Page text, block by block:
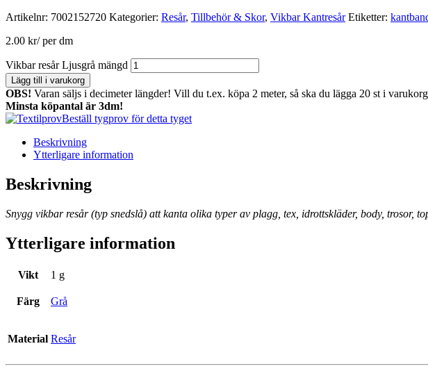
Artikelnr: 7002152720 Kategorier: Resår, Tillbehör & Skor, Vikbar Kantresår Etiketter:
2.00 kr/ per dm
Vikbar resår Ljusgrå mängd
Lägg till i varukorg
OBS! Varan säljs i decimeter längder! Vill du t.ex. köpa 2 meter, så ska du lägga 20 st i
Minsta köpantal är 3dm!
Beställ tygprov för detta tyget
Beskrivning
Ytterligare information
Beskrivning
Snygg vikbar resår (typ snedslå) att kanta olika typer av plagg, tex, idrottskläder, body, trosor,
Ytterligare information
Vikt 1 g
Färg Grå
Material Resår